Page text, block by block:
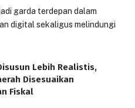
garda terdepan dalam
digital sekaligus melindungi
Lebih Realistis,
Disesuaikan
Fiskal